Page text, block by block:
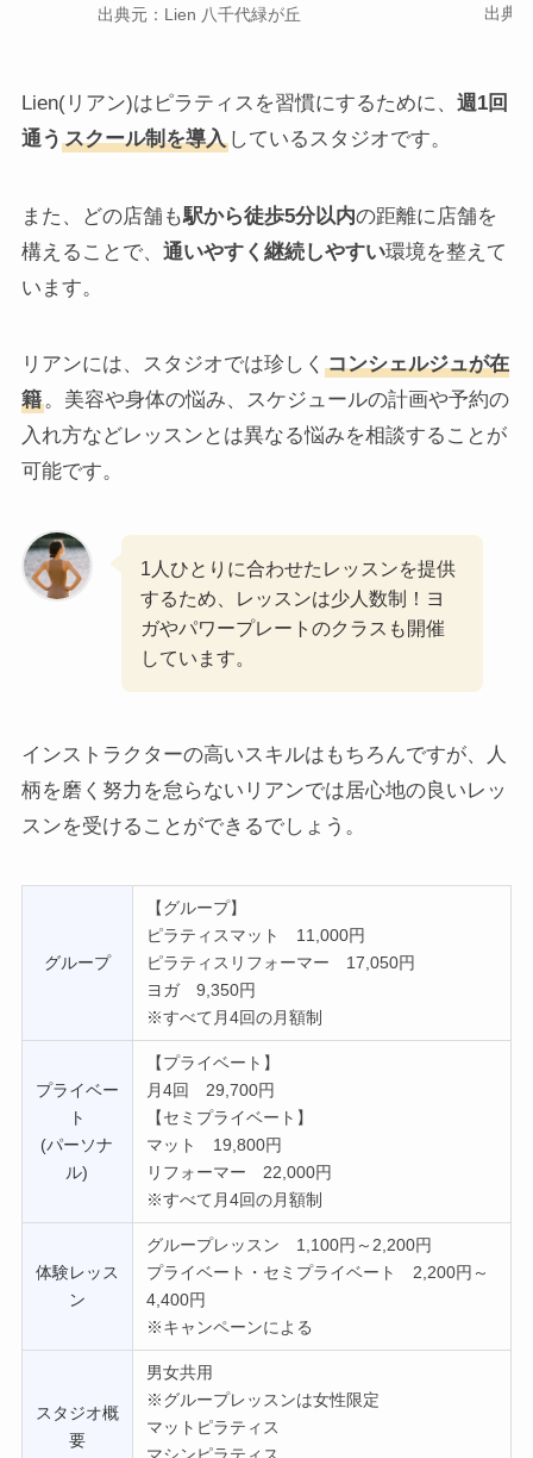
出典元：Lien 八千代緑が丘 出典
Lien(リアン)はピラティスを習慣にするために、 週1回
通う スクール制を導入しているスタジオです。
また、どの店舗も駅から徒歩5分以内の距離に店舗を
構えることで、 通いやすく継続しやすい環境を整えて
います。
リアンには、スタジオでは珍しく コンシェルジュが在
籍。美容や身体の悩み、スケジュールの計画や予約の
入れ方などレッスンとは異なる悩みを相談することが
可能です。
1人ひとりに合わせたレッスンを提供
するため、レッスンは少人数制！ヨ
ガやパワープレートのクラスも開催
しています。
インストラクターの高いスキルはもちろんですが、人
柄を磨く努力を怠らないリアンでは居心地の良いレッ
スンを受けることができるでしょう。
グループ
【グループ】
ピラティスマット 11,000円
ピラティスリフォーマー 17,050円
ヨガ 9,350円
※すべて月4回の月額制
プライベー
ト
(パーソナ
ル)
【プライベート】
月4回 29,700円
【セミプライベート】
マット 19,800円
リフォーマー 22,000円
※すべて月4回の月額制
体験レッス
ン
グループレッスン 1,100円～2,200円
プライベート・セミプライベート 2,200円～
4,400円
※キャンペーンによる
スタジオ概
要
男女共用
※グループレッスンは女性限定
マットピラティス